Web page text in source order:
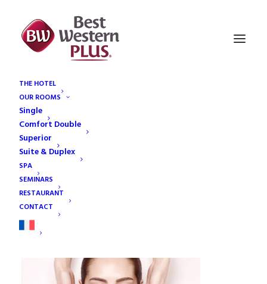
THE HOTEL
OUR ROOMS
Single
Comfort Double
Superior
Suite & Duplex
SPA
SEMINARS
RESTAURANT
CONTACT
Home
Soins du corps